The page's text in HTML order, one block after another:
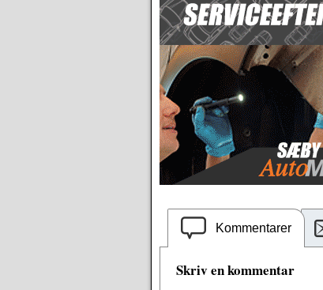
Kommentarer
Skriv en kommentar